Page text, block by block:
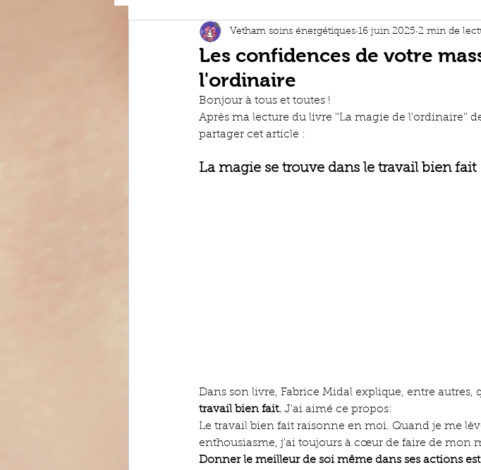
Les bienfaits des
Techniques de
Conseils et philosophie
Les confidences de votre
l'ordinaire
Vetham soins énergétiques 16 juin 2025 2 min de
Bonjour à tous et toutes !
Après ma lecture du livre ''La magie de l'ordinaire''
partager cet article :
La magie se trouve dans le travail bien fait
Dans son livre, Fabrice Midal explique, entre autres,
travail bien fait. J'ai aimé ce propos:
Le travail bien fait raisonne en moi. Quand je me
enthousiasme, j'ai toujours à cœur de faire de mon
Donner le meilleur de soi même dans ses actions